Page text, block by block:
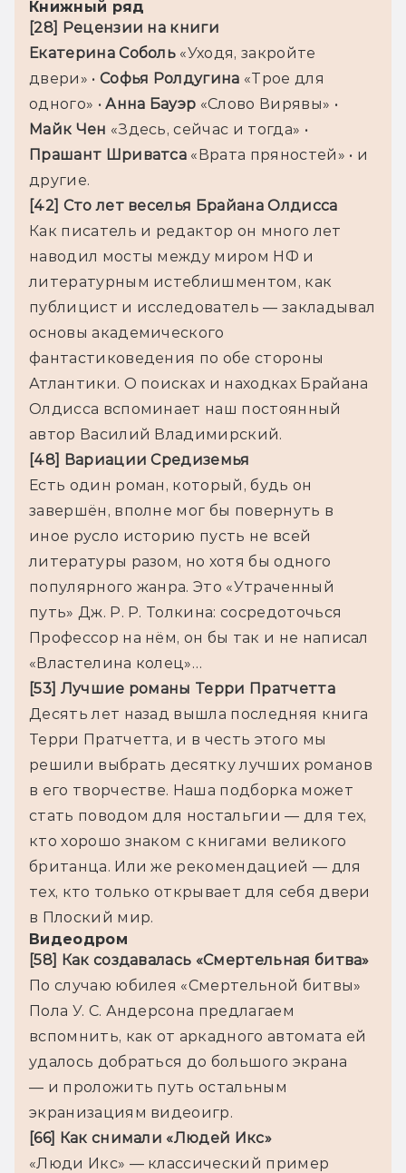
Книжный ряд
[28] Рецензии на книги
Екатерина Соболь «Уходя, закройте
двери» • Софья Ролдугина «Трое для
одного» • Анна Бауэр
«Слово Вирявы» •
Майк Чен
«Здесь, сейчас и тогда» •
Прашант Шриватса «Врата пряностей» • и
другие.
[42] Сто лет веселья Брайана Олдисса
Как писатель и редактор он много лет
наводил мосты между миром НФ и
литературным истеблишментом, как
публицист и исследователь — закладывал
основы академического
фантастиковедения по обе стороны
Атлантики. О поисках и находках Брайана
Олдисса вспоминает наш постоянный
автор Василий Владимирский.
[48] Вариации Средиземья
Есть один роман, который, будь он
завершён, вполне мог бы повернуть в
иное русло историю пусть не всей
литературы разом, но хотя бы одного
популярного жанра. Это «Утраченный
путь» Дж. Р. Р. Толкина: сосредоточься
Профессор на нём, он бы так и не написал
«Властелина колец»…
[53] Лучшие романы Терри Пратчетта
Десять лет назад вышла последняя книга
Терри Пратчетта, и в честь этого мы
решили выбрать десятку лучших романов
в его творчестве. Наша подборка может
стать поводом для ностальгии — для тех,
кто хорошо знаком с книгами великого
британца. Или же рекомендацией — для
тех, кто только открывает для себя двери
в Плоский мир.
Видеодром
[58] Как создавалась «Смертельная битва»
По случаю юбилея «Смертельной битвы»
Пола У. С. Андерсона предлагаем
вспомнить, как от аркадного автомата ей
удалось добраться до большого экрана
— и проложить путь остальным
экранизациям видеоигр.
[66] Как снимали «Людей Икс»
«Люди Икс» — классический пример